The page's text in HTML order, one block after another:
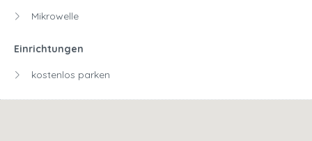
Mikrowelle
Einrichtungen
kostenlos parken